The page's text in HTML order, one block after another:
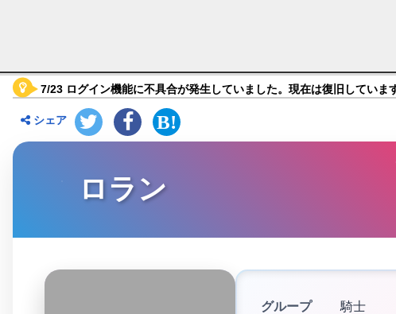
ルの時間です！】キャラ紹介
7/23 ログイン機能に不具合が発生していました。現在は復旧していま
シェア
ロラン
グループ
騎士